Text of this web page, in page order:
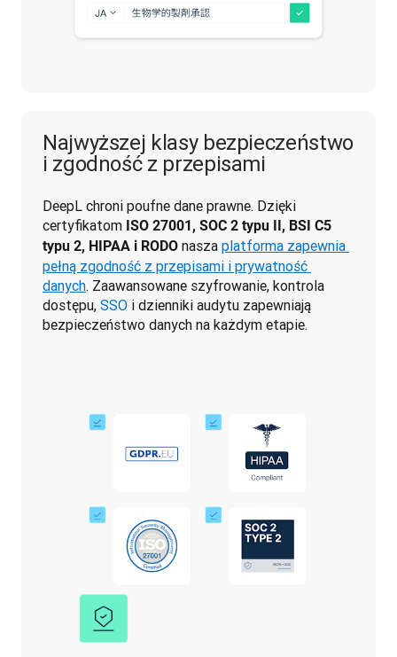
Najwyższej klasy bezpieczeństwo
i zgodność z przepisami
DeepL chroni poufne dane prawne. Dzięki
certyfikatom ISO 27001, SOC 2 typu II, BSI C5
typu 2, HIPAA i RODO nasza platforma zapewnia
pełną zgodność z przepisami i prywatność
danych. Zaawansowane szyfrowanie, kontrola
dostępu, SSO i dzienniki audytu zapewniają
bezpieczeństwo danych na każdym etapie.